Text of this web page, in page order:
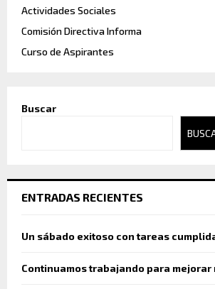
Actividades Sociales
Comisión Directiva Informa
Curso de Aspirantes
Buscar
ENTRADAS RECIENTES
Un sábado exitoso con tareas
Continuamos trabajando para mejorar